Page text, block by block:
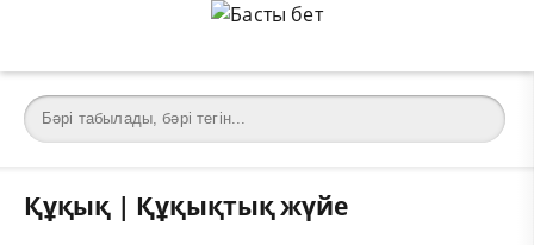
Құқық | Құқықтық жүйе